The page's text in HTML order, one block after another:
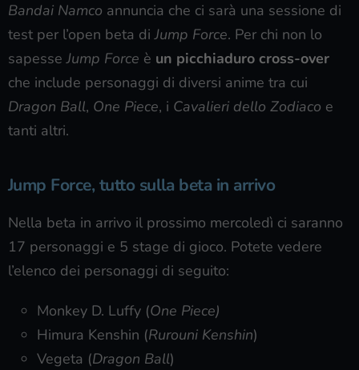
Bandai Namco annuncia che ci sarà una sessione di
test per l’open beta diJump Force. Per chi non lo
sapesseJump Force è un picchiaduro cross-over
che include personaggi di diversi anime tra cui
Dragon Ball, One Piece, i Cavalieri dello Zodiaco e
tanti altri.
Jump Force, tutto sulla beta in arrivo
Nella beta in arrivo il prossimo mercoledì ci saranno
17 personaggi e 5 stage di gioco. Potete vedere
l’elenco dei personaggi di seguito:
Monkey D. Luffy (One Piece)
Himura Kenshin (Rurouni Kenshin)
Vegeta (Dragon Ball)